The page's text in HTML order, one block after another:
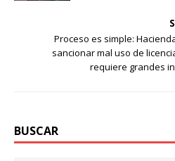
Proceso es simple:
sancionar mal uso de
requiere grandes
BUSCAR